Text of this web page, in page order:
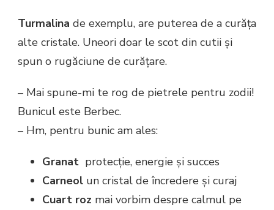
Turmalina de exemplu, are puterea de a curăța
alte cristale. Uneori doar le scot din cutii și
spun o rugăciune de curățare.
– Mai spune-mi te rog de pietrele pentru zodii!
Bunicul este Berbec.
– Hm, pentru bunic am ales:
Granat protecție, energie și succes
Carneol un cristal de încredere și curaj
Cuart roz mai vorbim despre calmul pe